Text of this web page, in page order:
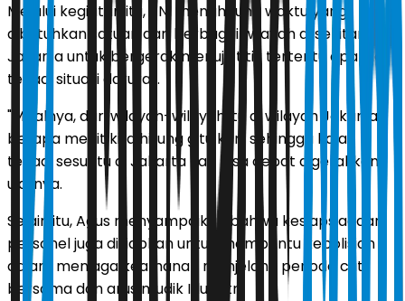
Melalui kegiatan itu, TNI menghitung waktu yang
dibutuhkan satuan dari berbagai wilayah di sekitar
Jakarta untuk bergerak menuju titik tertentu apabila
terjadi situasi darurat.
"Misalnya, dari wilayah-wilayah itu di wilayah Jakarta,
berapa menit kita hitung gitu kan, sehingga kalau
terjadi sesuatu di Jakarta kan bisa cepat digerakkan,"
ujarnya.
Selain itu, Agus menyampaikan bahwa kesiapsiagaan
personel juga disiapkan untuk membantu kepolisian
dalam menjaga keamanan menjelang periode cuti
bersama dan arus mudik Idul Fitri.